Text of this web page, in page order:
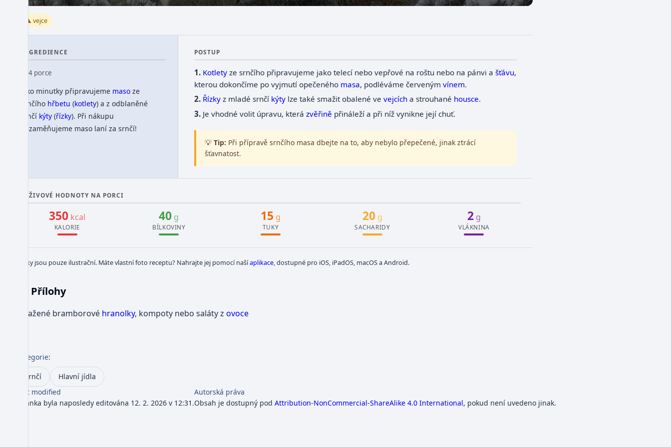
⚠️ vejce
INGREDIENCE
👥 4 porce
Jako minutky připravujeme masoze
srnčího hřbetu (kotlety) a z odblaněné
srnčí kýty(řízky). Při nákupu
nezaměňujeme maso laní za srnčí!
POSTUP
Kotletyze srnčího připravujeme jako telecí nebo vepřové na roštu nebo na pánvi a šťávu,
kterou dokončíme po vyjmutí opečeného masa, podléváme červeným vínem.
Řízkyz mladé srnčí kýtylze také smažit obalené ve vejcícha strouhané housce.
Je vhodné volit úpravu, která zvěřině přináleží a při níž vynikne její chuť.
💡Tip: Při přípravě srnčího masa dbejte na to, aby nebylo přepečené, jinak ztrácí
šťavnatost.
VÝŽIVOVÉ HODNOTY NA PORCI
350 kcal
KALORIE
40 g
BÍLKOVINY
15 g
TUKY
20g
SACHARIDY
2g
VLÁKNINA
Obrázky jsou pouze ilustrační. Máte vlastní foto receptu? Nahrajte jej pomocí našíaplikace, dostupné pro iOS, iPadOS, macOS a Android.
Přílohy
Smažené bramborové hranolky, kompoty nebo saláty z ovoce
Kategorie:
Srnčí
Hlavní jídla
Last modified
Stránka byla naposledy editována 12. 2. 2026 v 12:31.
Autorská práva
Obsah je dostupný pod Attribution-NonCommercial-ShareAlike 4.0 International, pokud není uvedeno jinak.